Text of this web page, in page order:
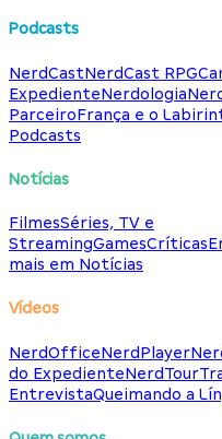
Podcasts
NerdCastNerdCast RPG
ExpedienteNerdologia
ParceiroFrança e o
Podcasts
Notícias
FilmesSéries, TV e
StreamingGamesCríticas
mais em Notícias
Vídeos
NerdOfficeNerdPlayer
do ExpedienteNerdTour
EntrevistaQueimando a